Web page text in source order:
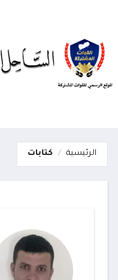
دبلوماسية مكثفة لوزيرة
الرئيسية كتابات